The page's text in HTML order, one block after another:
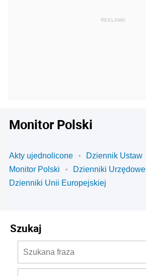
Monitor Polski
Akty ujednolicone
Dziennik Ustaw
Monitor Polski
Dzienniki Urzędowe
Dzienniki Unii Europejskiej
Szukaj